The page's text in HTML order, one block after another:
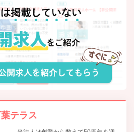
テラス